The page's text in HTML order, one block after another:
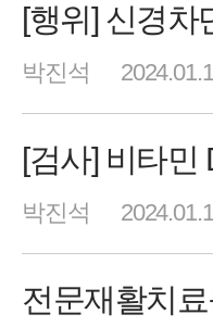
[행위] 신경차
박진석
[검사] 비타민
박진석
전문재활치